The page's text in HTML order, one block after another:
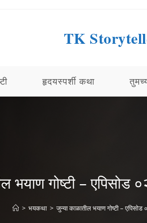
TK
हृदयस्पर्शी कथा
भयाण गोष्टी –
> भयकथा > जुन्या काळातील भयाण गोष्टी –